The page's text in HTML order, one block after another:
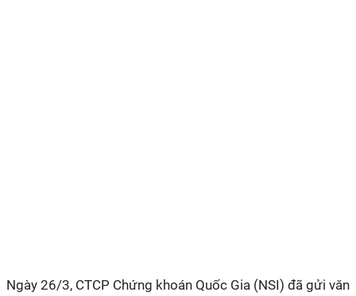
Ngày 26/3, CTCP Chứng khoán Quốc Gia (NSI) đã gửi văn